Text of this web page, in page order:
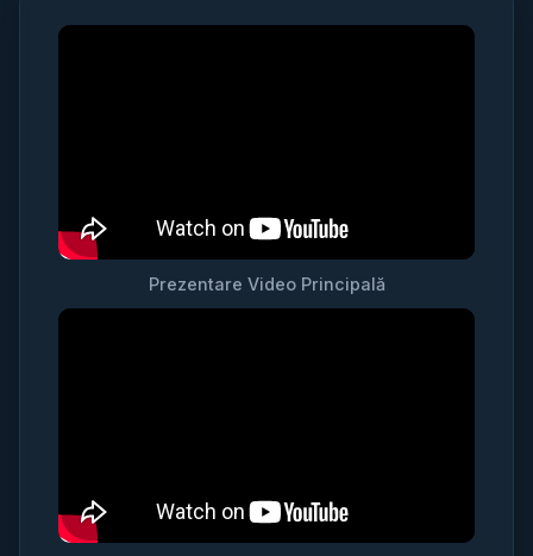
Prezentare Video Principală